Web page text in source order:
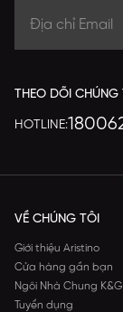
THEO DÕI CHÚNG
HOTLINE:
VỀ CHÚNG TÔI
Giới thiệu Aristino
Cửa hàng gần bạn
Ngôi Nhà Chung K&G
Tuyển dụng